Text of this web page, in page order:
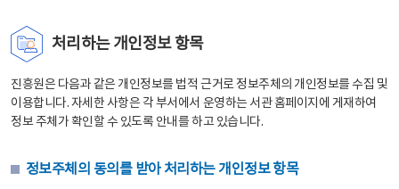
처리하는 개인정보 항목
진흥원은 다음과 같은 개인정보를 법적 근거로 정보주체의 개인정보를 수집 및
이용합니다. 자세한 사항은 각 부서에서 운영하는 서관 홈페이지에 게재하여
정보 주체가 확인할 수 있도록 안내를 하고 있습니다.
정보주체의 동의를 받아 처리하는 개인정보 항목